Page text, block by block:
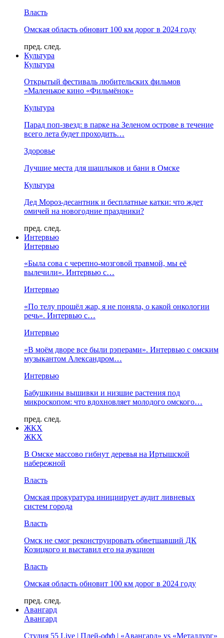
Власть
Омская область обновит 100 км дорог в 2024 году
пред. след.
Культура
Культура
Открытый фестиваль любительских фильмов
«Маленькое кино «Фильмёнок»
Культура
Парад поп-звезд: в парке на Зеленом острове в течение
всего лета будет проходить…
Здоровье
Лучшие места для шашлыков и бани в Омске
Культура
Дед Мороз-десантник и бесплатные катки: что ждет
омичей на новогодние праздники?
пред. след.
Интервью
Интервью
«Была сова с черепно-мозговой травмой, мы её
вылечили». Интервью с…
Интервью
«По телу прошёл жар, я не поняла, о какой онкологии
речь». Интервью с…
Интервью
«В моём дворе все были рэперами». Интервью с омским
музыкантом Александром…
Интервью
Бабушкины вышивки и низшие растения под
микроскопом: что вдохновляет молодого омского…
пред. след.
ЖКХ
ЖКХ
В Омске массово гибнут деревья на Иртышской
набережной
Власть
Омская прокуратура инициирует аудит ливневых
систем города
Власть
Омск не смог реконструировать обветшавший ДК
Козицкого и выставил его на аукцион
Власть
Омская область обновит 100 км дорог в 2024 году
пред. след.
Авангард
Авангард
Студия 55 Live | Плей-офф | «Авангард» vs «Металлург»